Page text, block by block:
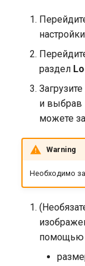
в FMS
H323
Адаптивная
WebRTC
от множества
Защита доступа
без бекенда
Axinom DRM
BuyDRM KeyOS
drmnow! DRM
DRMtoday DRM
EzDRM
PlayReady DRM
Сервер ключей
раздел
и выбрав
можете
Warning
Необходимо
помощью